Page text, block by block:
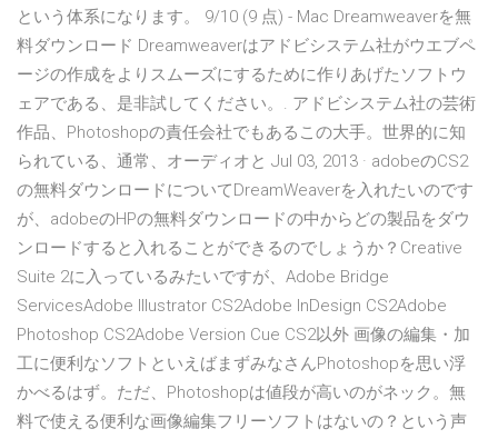
という体系になります。 9/10 (9 点) - Mac Dreamweaverを無
料ダウンロード Dreamweaverはアドビシステム社がウエブペ
ージの作成をよりスムーズにするために作りあげたソフトウ
ェアである、是非試してください。. アドビシステム社の芸術
作品、Photoshopの責任会社でもあるこの大手。世界的に知
られている、通常、オーディオと Jul 03, 2013 · adobeのCS2
の無料ダウンロードについてDreamWeaverを入れたいのです
が、adobeのHPの無料ダウンロードの中からどの製品をダウ
ンロードすると入れることができるのでしょうか？Creative
Suite 2に入っているみたいですが、Adobe Bridge
ServicesAdobe Illustrator CS2Adobe InDesign CS2Adobe
Photoshop CS2Adobe Version Cue CS2以外 画像の編集・加
工に便利なソフトといえばまずみなさんPhotoshopを思い浮
かべるはず。ただ、Photoshopは値段が高いのがネック。無
料で使える便利な画像編集フリーソフトはないの？という声